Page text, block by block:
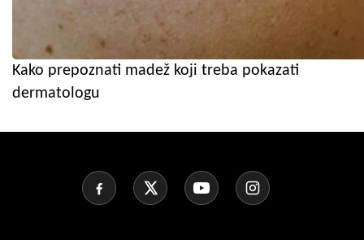
Kako prepoznati madež koji treba pokazati
dermatologu